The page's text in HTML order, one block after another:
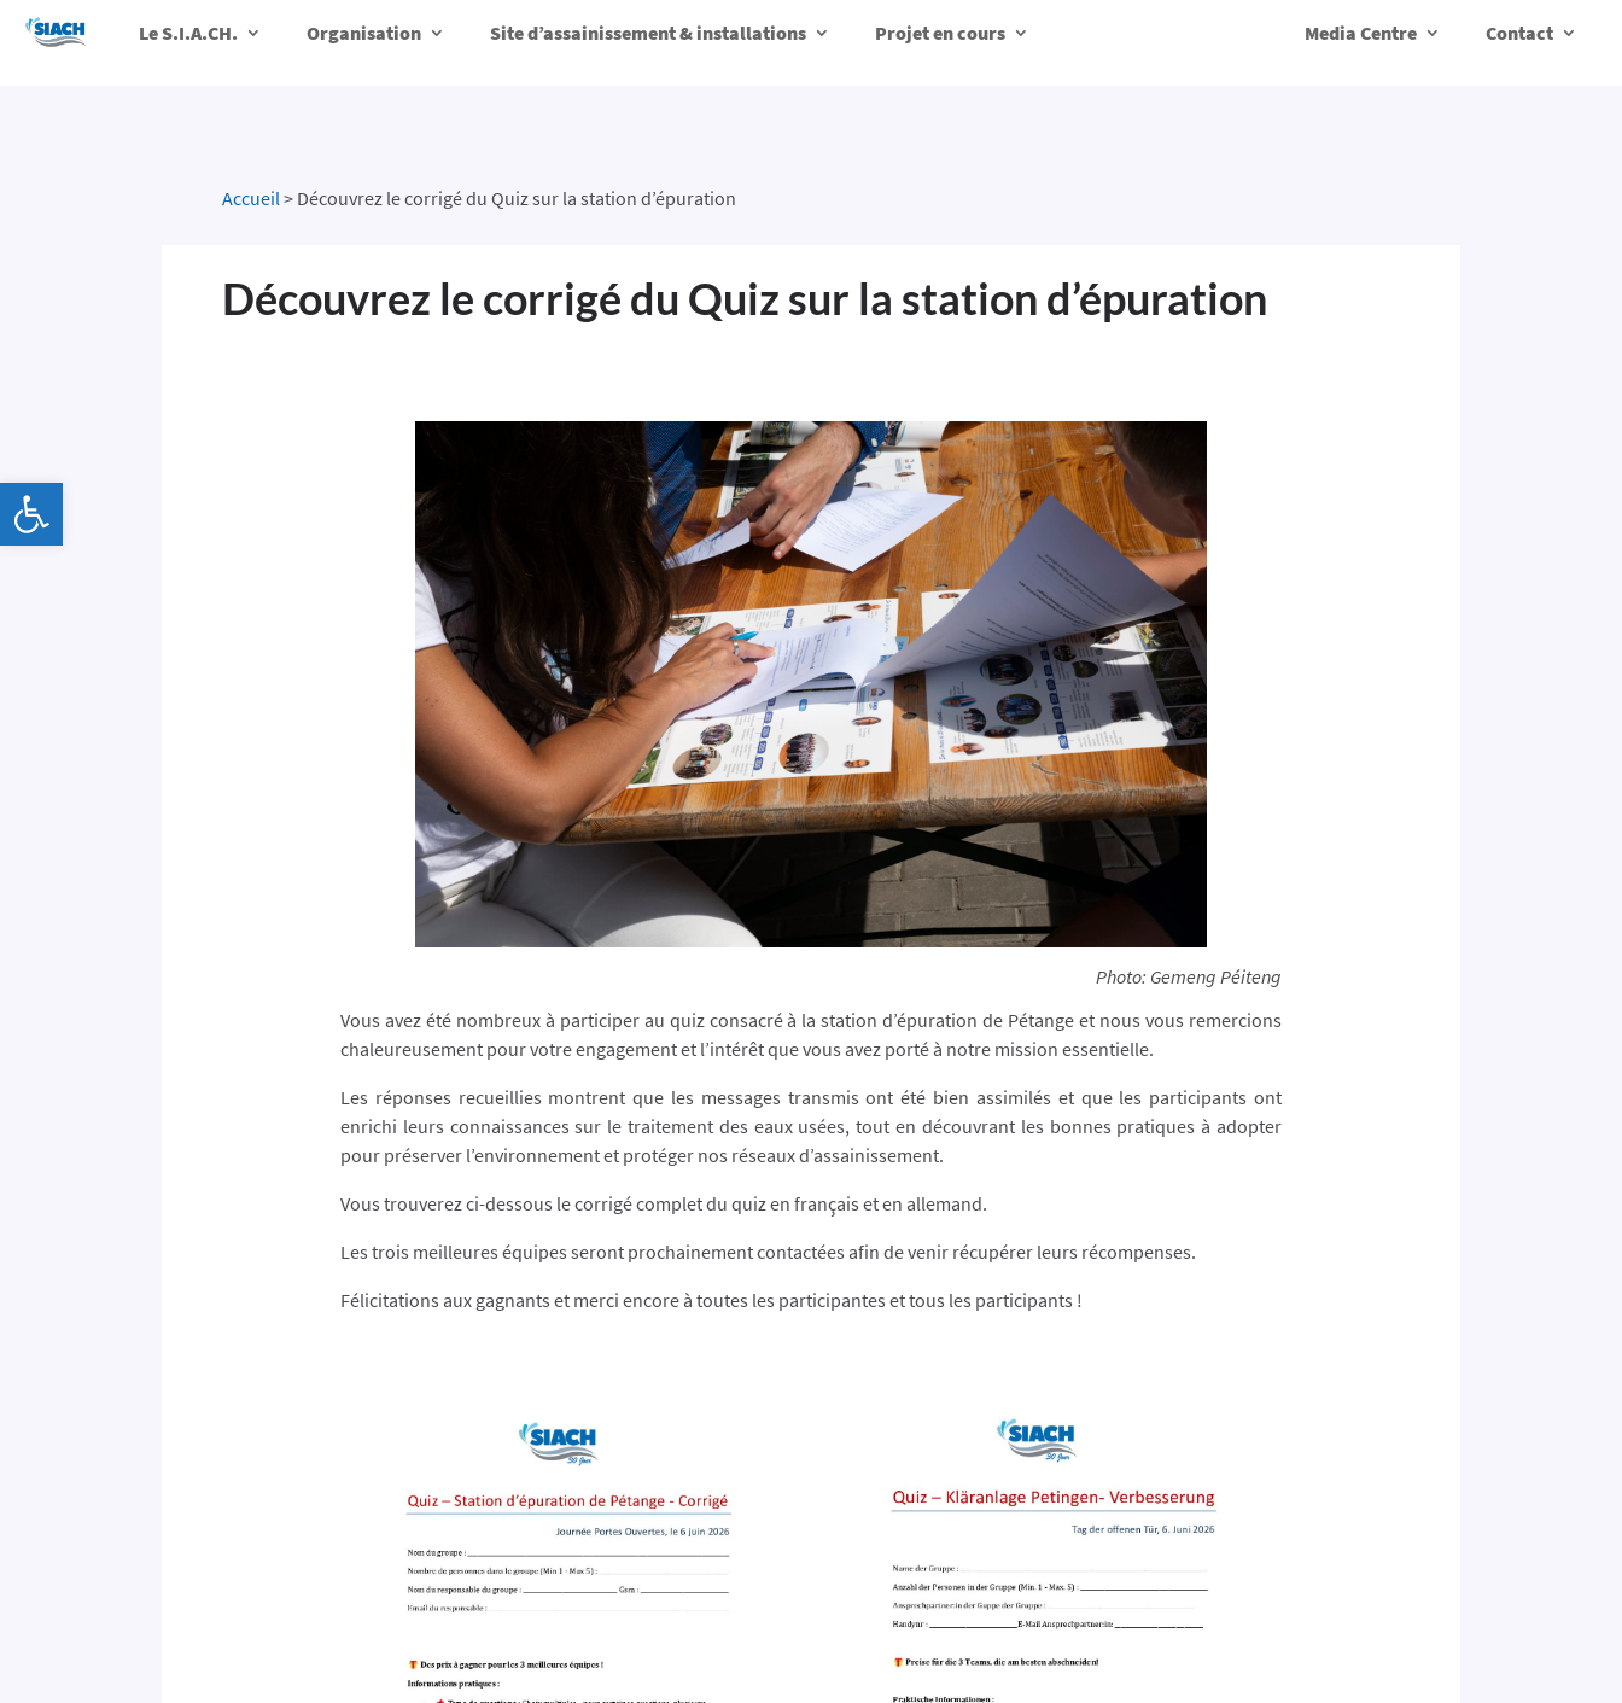
Le S.I.A.CH. Organisation Site d’assainissement & installations Projet en cours Media Centre Contact
Accueil > Découvrez le corrigé du Quiz sur la station d’épuration
Découvrez le corrigé du Quiz sur la station d’épuration
Photo: Gemeng Péiteng
Vous avez été nombreux à participer au quiz consacré à la station d’épuration de Pétange et nous vous remercions
chaleureusement pour votre engagement et l’intérêt que vous avez porté à notre mission essentielle.
Les réponses recueillies montrent que les messages transmis ont été bien assimilés et que les participants ont
enrichi leurs connaissances sur le traitement des eaux usées, tout en découvrant les bonnes pratiques à adopter
pour préserver l’environnement et protéger nos réseaux d’assainissement.
Vous trouverez ci-dessous le corrigé complet du quiz en français et en allemand.
Les trois meilleures équipes seront prochainement contactées afin de venir récupérer leurs récompenses.
Félicitations aux gagnants et merci encore à toutes les participantes et tous les participants !
Ouvrir la barre d’outils